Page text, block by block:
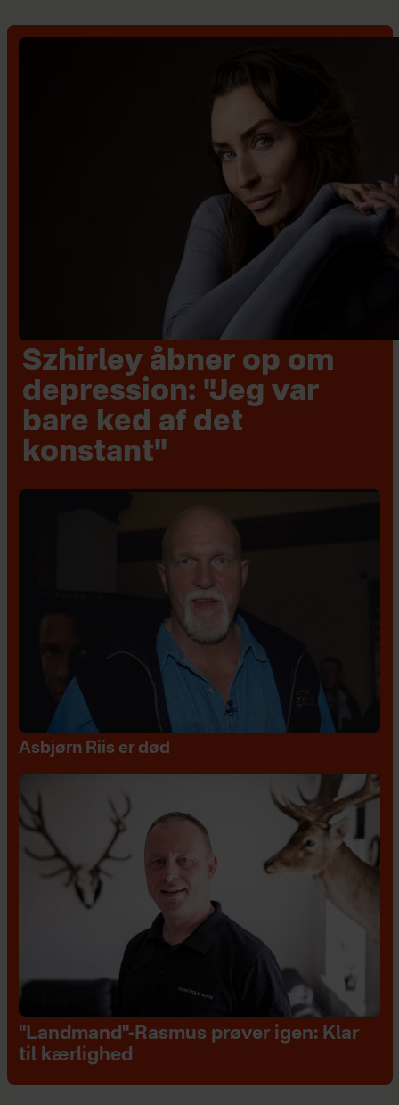
Szhirley åbner op om
depression: "Jeg var
bare ked af det
konstant"
Asbjørn Riis er død
"Landmand"-Rasmus prøver igen: Klar
til kærlighed